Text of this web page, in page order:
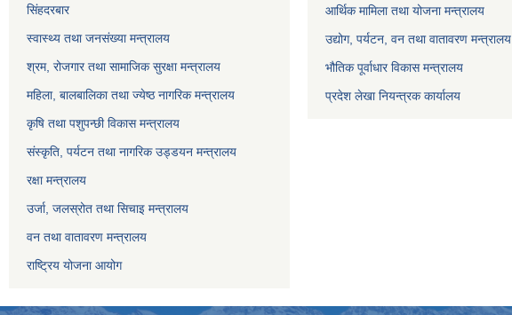
सिंहदरबार
स्वास्थ्य तथा जनसंख्या मन्त्रालय
श्रम, रोजगार तथा सामाजिक सुरक्षा मन्त्रालय
महिला, बालबालिका तथा ज्येष्ठ नागरिक मन्त्रालय
कृषि तथा पशुपन्छी विकास मन्त्रालय
संस्कृति, पर्यटन तथा नागरिक उड्डयन मन्त्रालय
रक्षा मन्त्रालय
उर्जा, जलस्रोत तथा सिचाइ मन्त्रालय
वन तथा वातावरण मन्त्रालय
राष्ट्रिय योजना आयोग
आर्थिक मामिला तथा योजना मन्त्रालय
उद्योग, पर्यटन, वन तथा वातावरण मन्त्रालय
भौतिक पूर्वाधार विकास मन्त्रालय
प्रदेश लेखा नियन्त्रक कार्यालय